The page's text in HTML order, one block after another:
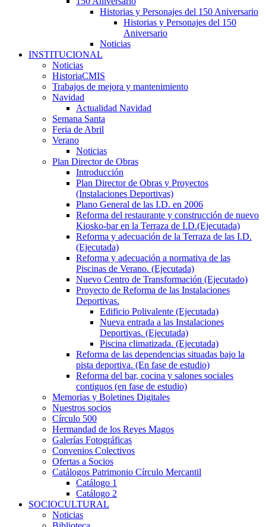
Historias y Personajes del 150 Aniversario
Historias y Personajes del 150
Aniversario
Noticias
INSTITUCIONAL
Noticias
HistoriaCMIS
Trabajos de mejora y mantenimiento
Navidad
Actualidad Navidad
Semana Santa
Feria de Abril
Verano
Noticias
Plan Director de Obras
Introducción
Plan Director de Obras y Proyectos
(Instalaciones Deportivas)
Plano General de las I.D. en 2006
Reforma del restaurante y construcción de nuevo
Kiosko-bar en la Terraza de I.D.(Ejecutada)
Reforma y adecuación de la Terraza de las I.D.
(Ejecutada)
Reforma y adecuación a normativa de las
Piscinas de Verano. (Ejecutada)
Nuevo Centro de Transformación (Ejecutado)
Proyecto de Reforma de las Instalaciones
Deportivas.
Edificio Polivalente (Ejecutada)
Nueva entrada a las Instalaciones
Deportivas. (Ejecutada)
Piscina climatizada. (Ejecutada)
Reforma de las dependencias situadas bajo la
pista deportiva. (En fase de estudio)
Reforma del bar, cocina y salones sociales
contiguos (en fase de estudio)
Memorias y Boletines Digitales
Nuestros socios
Círculo 500
Hermandad de los Reyes Magos
Galerías Fotográficas
Convenios Colectivos
Ofertas a Socios
Catálogos Patrimonio Círculo Mercantil
Catálogo 1
Catálogo 2
SOCIOCULTURAL
Noticias